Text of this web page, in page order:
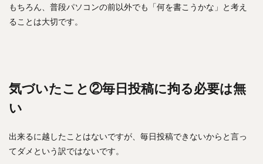
もちろん、普段パソコンの前以外でも「何を書こうかな」と考え
ることは大切です。
気づいたこと②毎日投稿に拘る必要は無
い
出来るに越したことはないですが、毎日投稿できないからと言っ
てダメという訳ではないです。